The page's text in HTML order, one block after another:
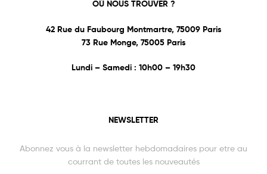
OÙ NOUS TROUVER ?
42 Rue du Faubourg Montmartre, 75009 Paris
73 Rue Monge, 75005 Paris
Lundi – Samedi : 10h00 – 19h30
NEWSLETTER
Abonnez vous à la newsletter hebdomadaires pour etre au
courrant de toutes les nouveautés